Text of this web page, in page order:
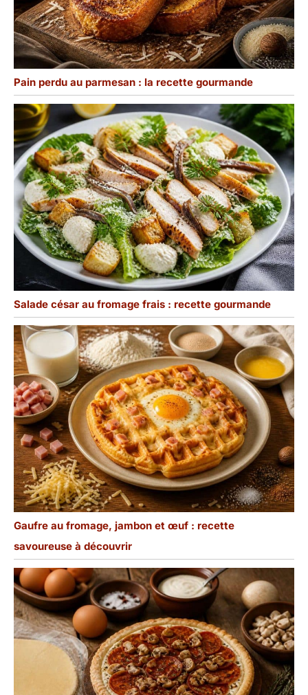
moderne, ce plat four
résiste aux chocs
thermiques. Compatible
micro-ondes, four et
lave-vaisselle, cette
cocotte en terre cuite ne
s'écaille pas et se nettoie
en un clin d'œil. Un set
de plats à four fiables et
empilables, parfaits pour
optimiser le rangement
dans vos placards.
Pain perdu au parmesan : la recette gourmande
Salade césar au fromage frais : recette gourmande
Gaufre au fromage, jambon et œuf : recette
savoureuse à découvrir